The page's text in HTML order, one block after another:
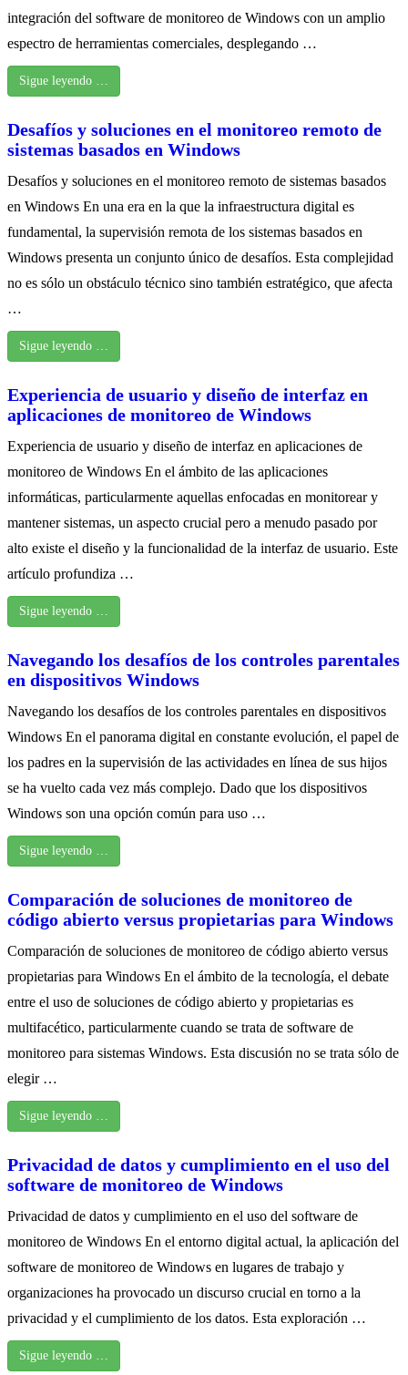
integración del software de monitoreo de Windows con un amplio
espectro de herramientas comerciales, desplegando …
Sigue leyendo …
Desafíos y soluciones en el monitoreo remoto de
sistemas basados ​​en Windows
Desafíos y soluciones en el monitoreo remoto de sistemas basados ​​
en Windows En una era en la que la infraestructura digital es
fundamental, la supervisión remota de los sistemas basados ​​en
Windows presenta un conjunto único de desafíos. Esta complejidad
no es sólo un obstáculo técnico sino también estratégico, que afecta
…
Sigue leyendo …
Experiencia de usuario y diseño de interfaz en
aplicaciones de monitoreo de Windows
Experiencia de usuario y diseño de interfaz en aplicaciones de
monitoreo de Windows En el ámbito de las aplicaciones
informáticas, particularmente aquellas enfocadas en monitorear y
mantener sistemas, un aspecto crucial pero a menudo pasado por
alto existe el diseño y la funcionalidad de la interfaz de usuario. Este
artículo profundiza …
Sigue leyendo …
Navegando los desafíos de los controles parentales
en dispositivos Windows
Navegando los desafíos de los controles parentales en dispositivos
Windows En el panorama digital en constante evolución, el papel de
los padres en la supervisión de las actividades en línea de sus hijos
se ha vuelto cada vez más complejo. Dado que los dispositivos
Windows son una opción común para uso …
Sigue leyendo …
Comparación de soluciones de monitoreo de
código abierto versus propietarias para Windows
Comparación de soluciones de monitoreo de código abierto versus
propietarias para Windows En el ámbito de la tecnología, el debate
entre el uso de soluciones de código abierto y propietarias es
multifacético, particularmente cuando se trata de software de
monitoreo para sistemas Windows. Esta discusión no se trata sólo de
elegir …
Sigue leyendo …
Privacidad de datos y cumplimiento en el uso del
software de monitoreo de Windows
Privacidad de datos y cumplimiento en el uso del software de
monitoreo de Windows En el entorno digital actual, la aplicación del
software de monitoreo de Windows en lugares de trabajo y
organizaciones ha provocado un discurso crucial en torno a la
privacidad y el cumplimiento de los datos. Esta exploración …
Sigue leyendo …